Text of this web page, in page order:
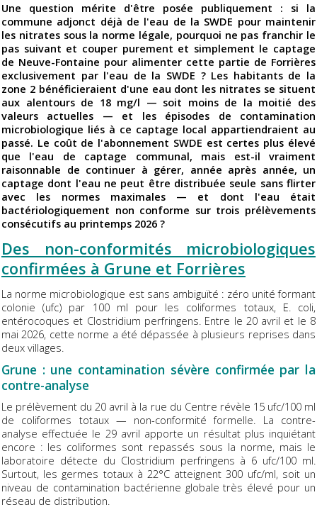
Une question mérite d'être posée publiquement : si la
commune adjonct déjà de l'eau de la SWDE pour maintenir
les nitrates sous la norme légale, pourquoi ne pas franchir le
pas suivant et couper purement et simplement le captage
de Neuve-Fontaine pour alimenter cette partie de Forrières
exclusivement par l'eau de la SWDE ? Les habitants de la
zone 2 bénéficieraient d'une eau dont les nitrates se situent
aux alentours de 18 mg/l — soit moins de la moitié des
valeurs actuelles — et les épisodes de contamination
microbiologique liés à ce captage local appartiendraient au
passé. Le coût de l'abonnement SWDE est certes plus élevé
que l'eau de captage communal, mais est-il vraiment
raisonnable de continuer à gérer, année après année, un
captage dont l'eau ne peut être distribuée seule sans flirter
avec les normes maximales — et dont l'eau était
bactériologiquement non conforme sur trois prélèvements
consécutifs au printemps 2026 ?
Des non-conformités microbiologiques
confirmées à Grune et Forrières
La norme microbiologique est sans ambiguïté : zéro unité formant
colonie (ufc) par 100 ml pour les coliformes totaux, E. coli,
entérocoques et Clostridium perfringens. Entre le 20 avril et le 8
mai 2026, cette norme a été dépassée à plusieurs reprises dans
deux villages.
Grune : une contamination sévère confirmée par la
contre-analyse
Le prélèvement du 20 avril à la rue du Centre révèle 15 ufc/100 ml
de coliformes totaux — non-conformité formelle. La contre-
analyse effectuée le 29 avril apporte un résultat plus inquiétant
encore : les coliformes sont repassés sous la norme, mais le
laboratoire détecte du Clostridium perfringens à 6 ufc/100 ml.
Surtout, les germes totaux à 22°C atteignent 300 ufc/ml, soit un
niveau de contamination bactérienne globale très élevé pour un
réseau de distribution.